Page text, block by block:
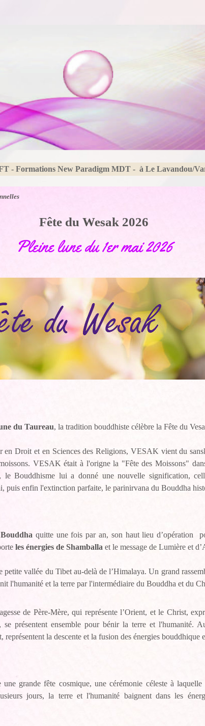
- Formations New Paradigm MDT - à Le Lavandou/
Fête du Wesak 2026
Pleine lune du 1er mai 2026
du Taureau, la tradition bouddhiste célèbre la Fête du
en Droit et en Sciences des Religions, VESAK vient du
VESAK était à l'origne la "Fête des Moissons"
Bouddhisme lui a donné une nouvelle signification,
puis enfin l'extinction parfaite, le parinirvana du Bouddha
quitte une fois par an, son haut lieu d’opération
les énergies de Shamballa et le message de Lumière et
petite vallée du Tibet au-delà de l’Himalaya. Un grand
l'humanité et la terre par l'intermédiaire du Bouddha et du
de Père-Mère, qui représente l’Orient, et le Christ,
se présentent ensemble pour bénir la terre et l'humanité.
la descente et la fusion des énergies bouddhique
grande fête cosmique, une cérémonie céleste à laquelle
jours, la terre et l'humanité baignent dans les